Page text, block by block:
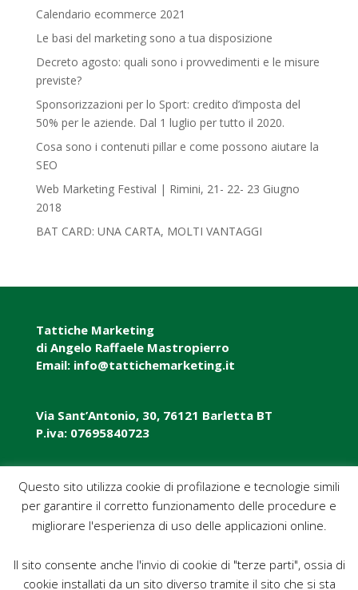
Calendario ecommerce 2021
Le basi del marketing sono a tua disposizione
Decreto agosto: quali sono i provvedimenti e le misure
previste?
Sponsorizzazioni per lo Sport: credito d’imposta del
50% per le aziende. Dal 1 luglio per tutto il 2020.
Cosa sono i contenuti pillar e come possono aiutare la
SEO
Web Marketing Festival | Rimini, 21- 22- 23 Giugno
2018‎
BAT CARD: UNA CARTA, MOLTI VANTAGGI
Tattiche Marketing
di Angelo Raffaele Mastropierro
Email: info@tattichemarketing.it
Via Sant’Antonio, 30, 76121 Barletta BT
P.iva: 07695840723
P.iva: 07695840723
Pec: tattichemarketing@pec.it
Questo sito utilizza cookie di profilazione e tecnologie simili
per garantire il corretto funzionamento delle procedure e
migliorare l'esperienza di uso delle applicazioni online.
Il sito consente anche l'invio di cookie di "terze parti", ossia di
cookie installati da un sito diverso tramite il sito che si sta